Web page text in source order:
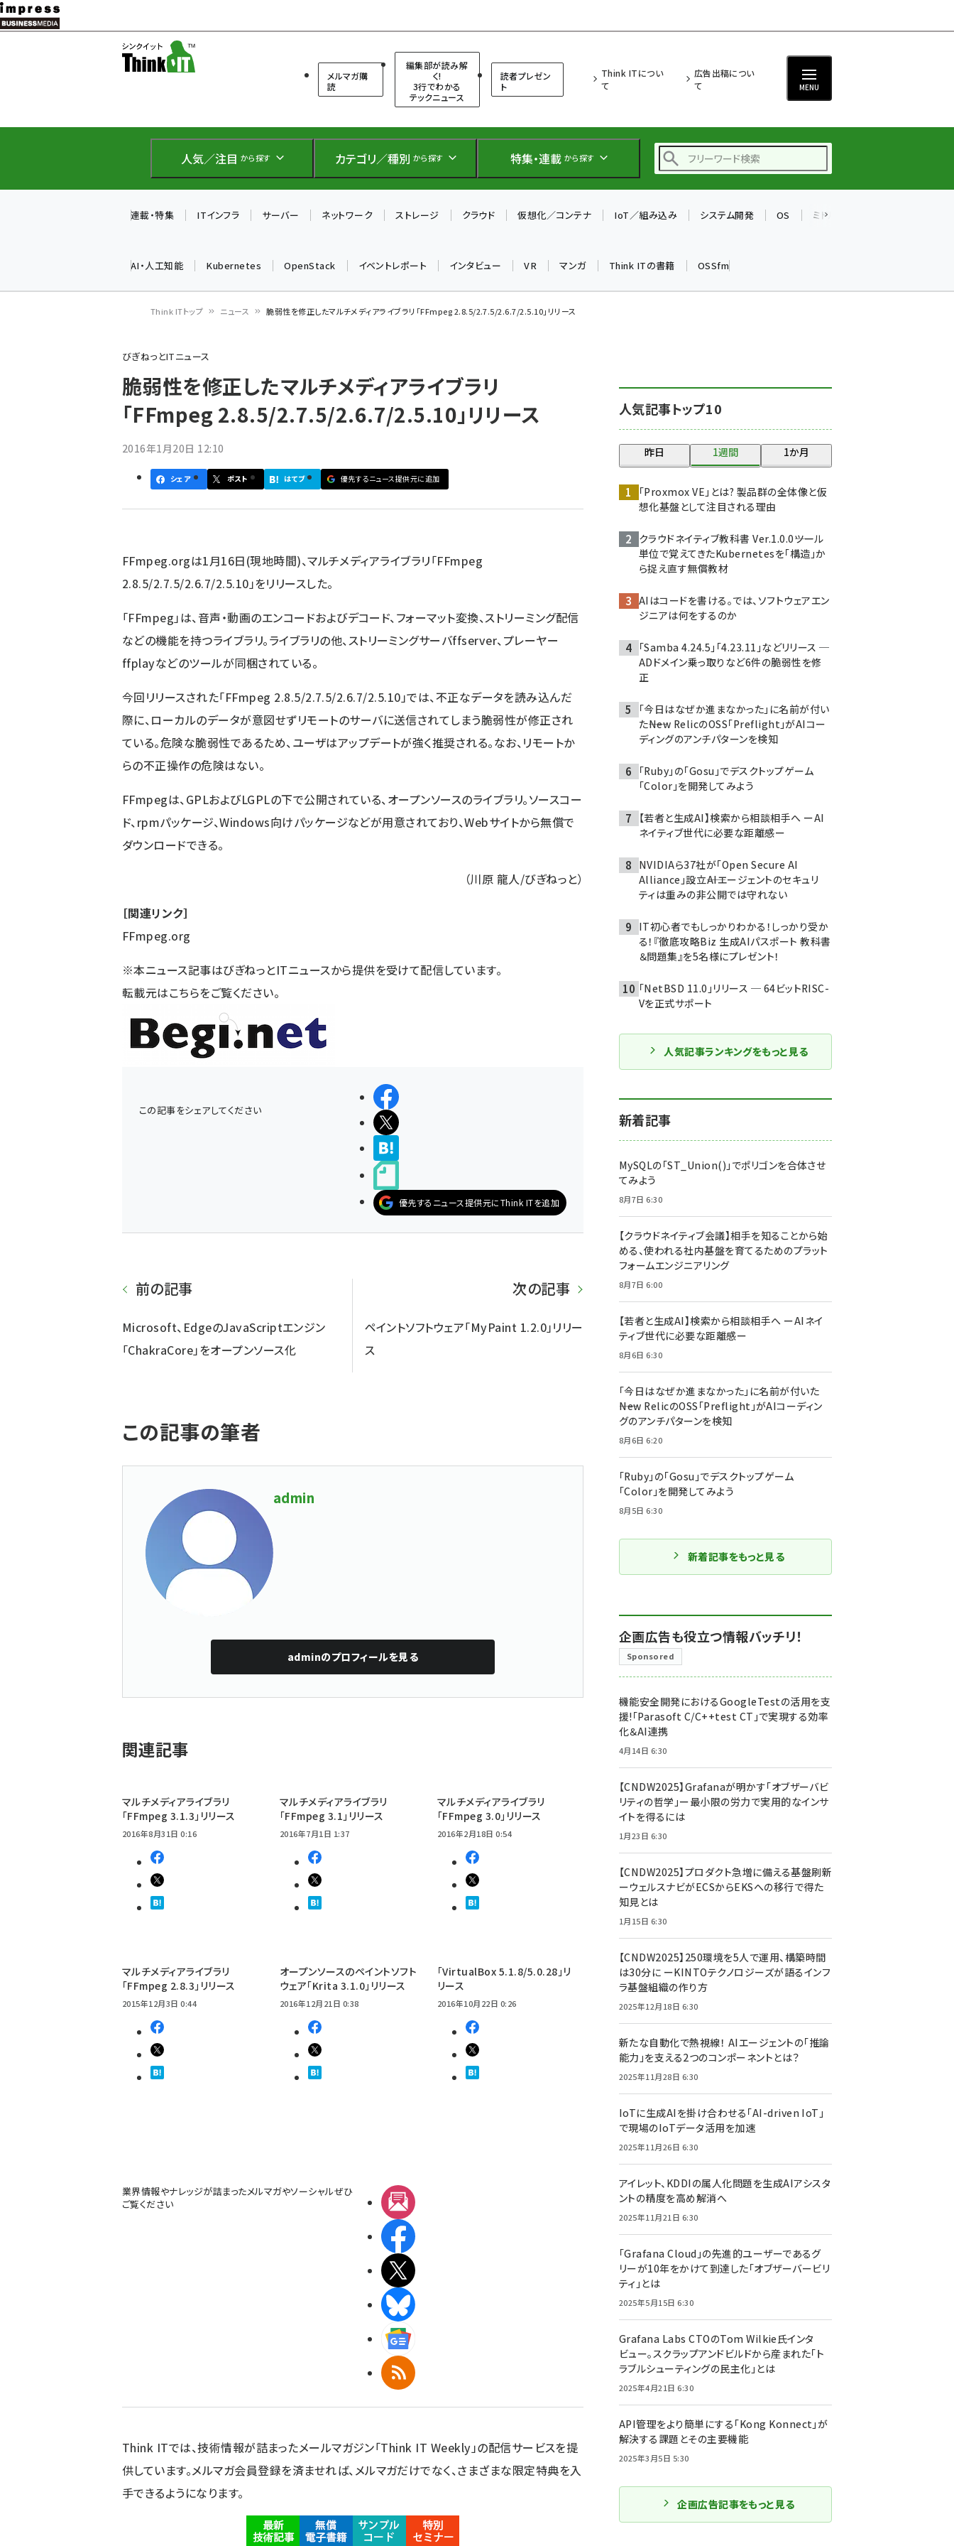
メ
イ
テ
に
メルマガ購
読
編集部が読み解
く!
3行でわかる
テックニュース
読者プレゼン
ト
Think ITについ
て
広告出稿につい
て
MENU
人気／注目 から探す カテゴリ／種別 から探す 特集・連載 から探す
仲間と築いた勝利の絆～
drupal (1956)
genai (1484)
abc123 (1360)
連載・特集 ITインフラ サーバー ネットワーク ストレージ クラウド 仮想化／コンテナ IoT／組み込み システム開発 OS ミドルウェア
AI・人工知能 Kubernetes OpenStack イベントレポート インタビュー VR マンガ Think ITの書籍 OSSfm
ン
く
ず
Think ITトップ ニュース 脆弱性を修正したマルチメディアライブラリ「FFmpeg 2.8.5/2.7.5/2.6.7/2.5.10」リリース
びぎねっとITニュース
脆弱性を修正したマルチメディアライブラリ
「FFmpeg 2.8.5/2.7.5/2.6.7/2.5.10」リリース
2016年1月20日 12:10
シェア ポスト はてブ 優先するニュース提供元に追加
FFmpeg.orgは1月16日(現地時間)、マルチメディアライブラリ「FFmpeg
2.8.5/2.7.5/2.6.7/2.5.10」をリリースした。
「FFmpeg」は、音声・動画のエンコードおよびデコード、フォーマット変換、ストリーミング配信
などの機能を持つライブラリ。ライブラリの他、ストリーミングサーバffserver、プレーヤー
ffplayなどのツールが同梱されている。
今回リリースされた「FFmpeg 2.8.5/2.7.5/2.6.7/2.5.10」では、不正なデータを読み込んだ
際に、ローカルのデータが意図せずリモートのサーバに送信されてしまう脆弱性が修正され
ている。危険な脆弱性であるため、ユーザはアップデートが強く推奨される。なお、リモートか
らの不正操作の危険はない。
FFmpegは、GPLおよびLGPLの下で公開されている、オープンソースのライブラリ。ソースコー
ド、rpmパッケージ、Windows向けパッケージなどが用意されており、Webサイトから無償で
ダウンロードできる。
（川原 龍人/びぎねっと）
［関連リンク］
FFmpeg.org
※本ニュース記事はびぎねっとITニュースから提供を受けて配信しています。
転載元はこちらをご覧ください。
この記事をシェアしてください
シェアする
ポストする
優先するニュース提供元にThink ITを追加
前の記事
Microsoft、EdgeのJavaScriptエンジン
「ChakraCore」をオープンソース化
次の記事
ペイントソフトウェア「MyPaint 1.2.0」リリー
ス
この記事の筆者
admin
adminのプロフィールを見る
関連記事
マルチメディアライブラリ
「FFmpeg 3.1.3」リリース
2016年8月31日 0:16
マルチメディアライブラリ
「FFmpeg 3.1」リリース
2016年7月1日 1:37
マルチメディアライブラリ
「FFmpeg 3.0」リリース
2016年2月18日 0:54
マルチメディアライブラリ
「FFmpeg 2.8.3」リリース
2015年12月3日 0:44
オープンソースのペイントソフト
ウェア「Krita 3.1.0」リリース
2016年12月21日 0:38
「VirtualBox 5.1.8/5.0.28」リ
リース
2016年10月22日 0:26
業界情報やナレッジが詰まったメルマガやソーシャルぜひ
ご覧ください
RSS
Think ITでは、技術情報が詰まったメールマガジン「Think IT Weekly」の配信サービスを提
供しています。メルマガ会員登録を済ませれば、メルマガだけでなく、さまざまな限定特典を入
手できるようになります。
人気記事トップ10
昨日 1週間 1か月
「Proxmox VE」とは? 製品群の全体像と仮
想化基盤として注目される理由
クラウドネイティブ教科書 Ver.1.0.0――ツール
単位で覚えてきたKubernetesを「構造」か
ら捉え直す無償教材
AIはコードを書ける。では、ソフトウェアエン
ジニアは何をするのか
「Samba 4.24.5」「4.23.11」などリリース ─
ADドメイン乗っ取りなど6件の脆弱性を修
正
「今日はなぜか進まなかった」に名前が付い
た――New RelicのOSS「Preflight」がAIコー
ディングのアンチパターンを検知
「Ruby」の「Gosu」でデスクトップゲーム
「Color」を開発してみよう
【若者と生成AI】検索から相談相手へ ーAI
ネイティブ世代に必要な距離感ー
NVIDIAら37社が「Open Secure AI
Alliance」設立――AIエージェントのセキュリ
ティは重みの非公開では守れない
IT初心者でもしっかりわかる！しっかり受か
る！『徹底攻略Biz 生成AIパスポート 教科書
＆問題集』を5名様にプレゼント！
「NetBSD 11.0」リリース ─ 64ビットRISC-
Vを正式サポート
人気記事ランキングをもっと見る
新着記事
MySQLの「ST_Union()」でポリゴンを合体させ
てみよう
8月7日 6:30
【クラウドネイティブ会議】相手を知ることから始
める、使われる社内基盤を育てるためのプラット
フォームエンジニアリング
8月7日 6:00
【若者と生成AI】検索から相談相手へ ーAIネイ
ティブ世代に必要な距離感ー
8月6日 6:30
「今日はなぜか進まなかった」に名前が付いた
――New RelicのOSS「Preflight」がAIコーディン
グのアンチパターンを検知
8月6日 6:20
「Ruby」の「Gosu」でデスクトップゲーム
「Color」を開発してみよう
8月5日 6:30
新着記事をもっと見る
企画広告も役立つ情報バッチリ！
Sponsored
機能安全開発におけるGoogleTestの活用を支
援!「Parasoft C/C++test CT」で実現する効率
化＆AI連携
4月14日 6:30
【CNDW2025】Grafanaが明かす「オブザーバビ
リティの哲学」ー最小限の労力で実用的なインサ
イトを得るには
1月23日 6:30
【CNDW2025】プロダクト急増に備える基盤刷新
ーウェルスナビがECSからEKSへの移行で得た
知見とは
1月15日 6:30
【CNDW2025】250環境を5人で運用、構築時間
は30分に ーKINTOテクノロジーズが語るインフ
ラ基盤組織の作り方
2025年12月18日 6:30
新たな自動化で熱視線！ AIエージェントの「推論
能力」を支える2つのコンポーネントとは？
2025年11月28日 6:30
IoTに生成AIを掛け合わせる「AI-driven IoT」
で現場のIoTデータ活用を加速
2025年11月26日 6:30
アイレット、KDDIの属人化問題を生成AIアシスタ
ントの精度を高め解消へ
2025年11月21日 6:30
「Grafana Cloud」の先進的ユーザーであるグ
リーが10年をかけて到達した「オブザーバービリ
ティ」とは
2025年5月15日 6:30
Grafana Labs CTOのTom Wilkie氏インタ
ビュー。スクラップアンドビルドから産まれた「ト
ラブルシューティングの民主化」とは
2025年4月21日 6:30
API管理をより簡単にする「Kong Konnect」が
解決する課題とその主要機能
2025年3月5日 5:30
企画広告記事をもっと見る